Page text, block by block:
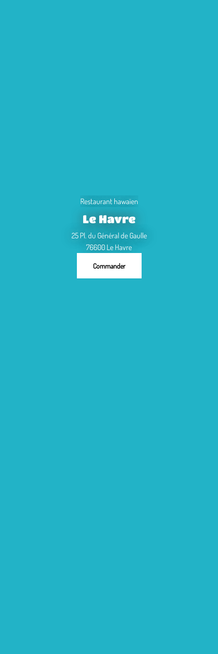
Restaurant hawaïen
Le Havre
25 Pl. du Général de Gaulle
76600 Le Havre
Commander